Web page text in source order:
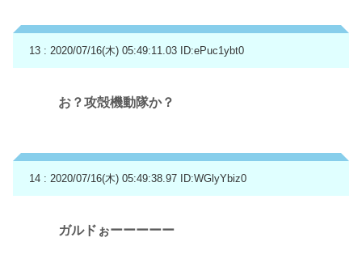
13 : 2020/07/16(木) 05:49:11.03 ID:ePuc1ybt0
お？攻殻機動隊か？
14 : 2020/07/16(木) 05:49:38.97 ID:WGlyYbiz0
ガルドぉーーーーー